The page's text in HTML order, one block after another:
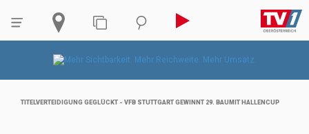
TITELVERTEIDIGUNG GEGLÜCKT - VFB STUTTGART GEWINNT 29. BAUMIT HALLENCUP